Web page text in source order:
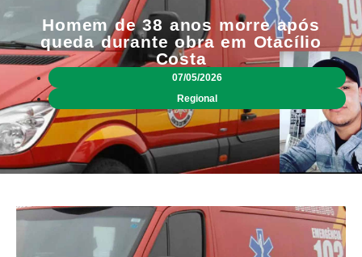
Homem de 38 anos morre após
queda durante obra em Otacílio
Costa
07/05/2026
Regional